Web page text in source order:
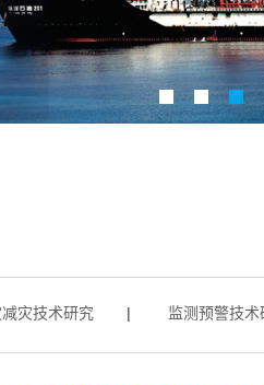
技术研究 监测预警技术研究